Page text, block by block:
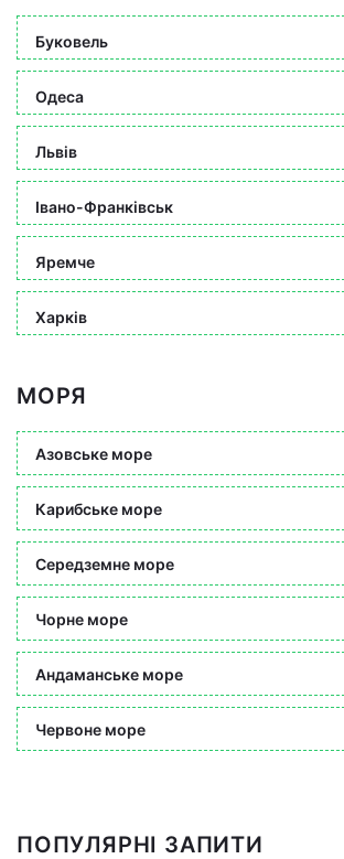
Буковель
Одеса
Львів
Івано-Франківськ
Яремче
Харків
МОРЯ
Азовське море
Карибське море
Середземне море
Чорне море
Андаманське море
Червоне море
ПОПУЛЯРНІ ЗАПИТИ